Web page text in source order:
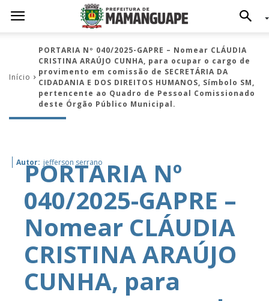
Início
PORTARIA Nº 040/2025-GAPRE – Nomear CLÁUDIA
CRISTINA ARAÚJO CUNHA, para ocupar o cargo de
provimento em comissão de SECRETÁRIA DA
CIDADANIA E DOS DIREITOS HUMANOS, Símbolo SM,
pertencente ao Quadro de Pessoal Comissionado
deste Órgão Público Municipal.
Autor: jefferson serrano
PORTARIA Nº
040/2025-GAPRE –
Nomear CLÁUDIA
CRISTINA ARAÚJO
CUNHA, para